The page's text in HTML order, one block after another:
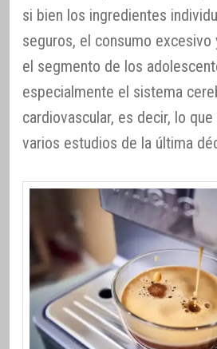
si bien los ingredientes
seguros, el consumo excesivo
el segmento de los
especialmente el sistema
cardiovascular, es decir, lo
varios estudios de la última